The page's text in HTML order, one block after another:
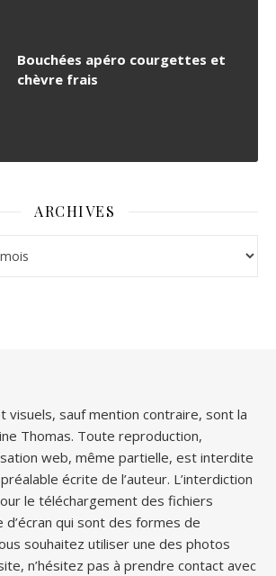
Bouchées apéro courgettes et
chèvre frais
ARCHIVES
visuels, sauf mention contraire, sont la
Thomas. Toute reproduction,
web, même partielle, est interdite
écrite de l’auteur. L’interdiction
le téléchargement des fichiers
d’écran qui sont des formes de
souhaitez utiliser une des photos
n’hésitez pas à prendre contact avec